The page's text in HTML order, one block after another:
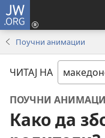
JW.ORG
Поучни анимации
ЧИТАЈ НА
ПОУЧНИ
Како да